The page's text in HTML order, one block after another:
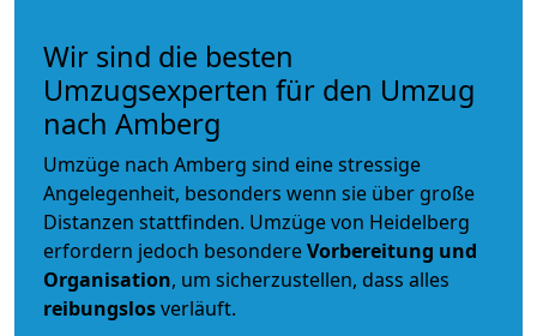
Wir sind die besten
Umzugsexperten für den Umzug
nach Amberg
Umzüge nach Amberg sind eine stressige
Angelegenheit, besonders wenn sie über große
Distanzen stattfinden. Umzüge von Heidelberg
erfordern jedoch besondereVorbereitung und
Organisation, um sicherzustellen, dass alles
reibungslosverläuft.